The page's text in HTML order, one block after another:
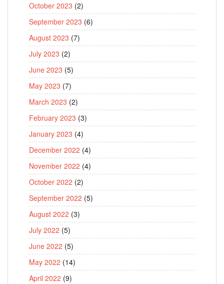
October 2023 (2)
September 2023 (6)
August 2023 (7)
July 2023 (2)
June 2023 (5)
May 2023 (7)
March 2023 (2)
February 2023 (3)
January 2023 (4)
December 2022 (4)
November 2022 (4)
October 2022 (2)
September 2022 (5)
August 2022 (3)
July 2022 (5)
June 2022 (5)
May 2022 (14)
April 2022 (9)